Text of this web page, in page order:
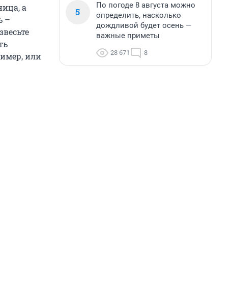
а
–
или
5
По погоде 8 августа можно
определить, насколько
дождливой будет осень —
важные приметы
28 671 8